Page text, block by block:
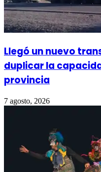
Llegó un nuevo
duplicar la
provincia
7 agosto, 2026